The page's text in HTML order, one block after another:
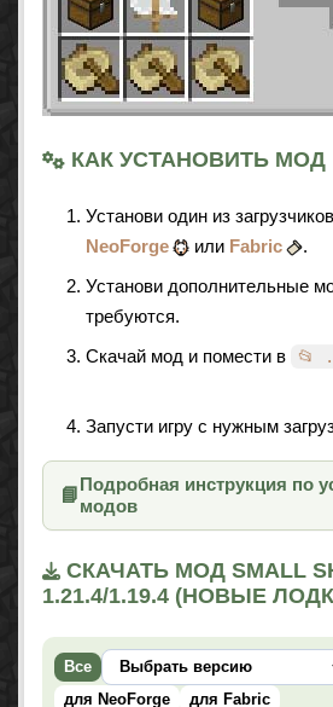
КАК УСТАНОВИТЬ МОД
Установи один из
NeoForge
или Fabric
.
Установи дополнительные
требуются.
Скачай мод и помести в
📂
Запусти игру с нужным
📘
Подробная инструкция по
модов
СКАЧАТЬ МОД SMALL
1.21.4/1.19.4 (НОВЫЕ
Все
для NeoForge
для Fabric